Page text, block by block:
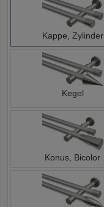
Kappe, Zylinder
Kegel
Konus, Bicolor